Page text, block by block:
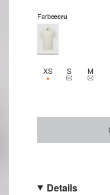
Farbeecru
XSNUR 1STHIS SIZE
MTHIS
Details